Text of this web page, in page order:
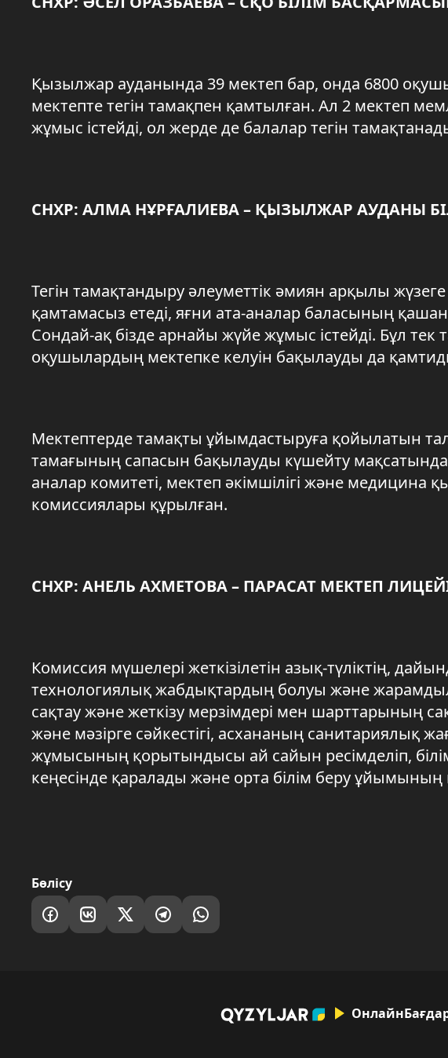
Қызылжар ауданында 39 мектеп бар, онда 6800 оқушы
мектепте тегін тамақпен қамтылған. Ал 2 мектеп
жұмыс істейді, ол жерде де балалар тегін
СНХР: АЛМА НҰРҒАЛИЕВА – ҚЫЗЫЛЖАР АУДАНЫ
Тегін тамақтандыру әлеуметтік әмиян арқылы
қамтамасыз етеді, яғни ата-аналар баласының
Сондай-ақ бізде арнайы жүйе жұмыс істейді. Бұл
оқушылардың мектепке келуін бақылауды да
Мектептерде тамақты ұйымдастыруға қойылатын
тамағының сапасын бақылауды күшейту
аналар комитеті, мектеп әкімшілігі және медицина
комиссиялары құрылған.
СНХР: АНЕЛЬ АХМЕТОВА – ПАРАСАТ МЕКТЕП
Комиссия мүшелері жеткізілетін азық-түліктің,
технологиялық жабдықтардың болуы және
сақтау және жеткізу мерзімдері мен шарттарының
және мәзірге сәйкестігі, асхананың санитариялық
жұмысының қорытындысы ай сайын ресімделіп,
кеңесінде қаралады және орта білім беру
Бөлісу
Онлайн